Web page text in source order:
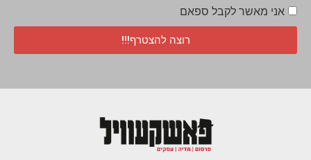
אני מאשר לקבל ספאם
רוצה להצטרף!!!